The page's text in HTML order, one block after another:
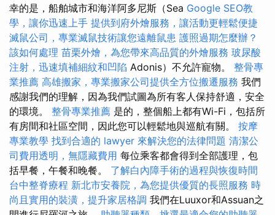
幸的是，船舶城市和海洋阿多尼斯（Sea Google SEO教
學，讓你迅速上手 提供到府外燴服務，讓活動更輕鬆便捷
滅鼠公司，專業滅鼠技術讓您遠離鼠患 護照過期怎麼辦？
該如何處理 苗栗外燴，為您帶來高品質的外燴服務 玻尿酸
注射，迅速填補細紋和凹陷 Adonis）不允許寵物。 整骨專
業推薦 高雄搬家，專業搬家公司提供全方位搬遷服務 我們
感謝我們的理解，因為我們試圖為所有客人保持舒適，安全
的環境。 整骨專業推薦 是的，整個船上都有Wi-Fi，包括所
有房間和社區空間，因此您可以輕鬆地與巡航有關。 按摩
專業教學 找到合適的 lawyer 來解決您的法律問題 清潔公
司費用透明，無隱藏費用 每位乘客都會得到全部護理，包
括早餐，午餐和晚餐。 了解白內障手術的過程與恢復時間
台中整脊療程 新北市安養院，為您提供優質的長照服務 時
尚且實用的裝潢，提升家居格調 我們在Luuxor和Assuan之